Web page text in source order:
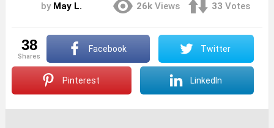
by May L. 26k Views 33 Votes
38
shares
Facebook Twitter
Pinterest LinkedIn